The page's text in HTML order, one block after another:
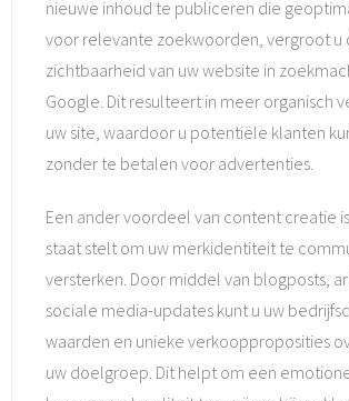
nieuwe inhoud te publiceren die
voor relevante zoekwoorden, vergroot u
zichtbaarheid van uw website in
Google. Dit resulteert in meer organisch
uw site, waardoor u potentiële klanten
zonder te betalen voor advertenties.
Een ander voordeel van content creatie
staat stelt om uw merkidentiteit te
versterken. Door middel van blogposts,
sociale media-updates kunt u uw
waarden en unieke verkoopproposities
uw doelgroep. Dit helpt om een